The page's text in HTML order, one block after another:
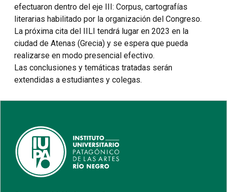
efectuaron dentro del eje III: Corpus, cartografías
literarias habilitado por la organización del Congreso.
La próxima cita del IILI tendrá lugar en 2023 en la
ciudad de Atenas (Grecia) y se espera que pueda
realizarse en modo presencial efectivo.
Las conclusiones y temáticas tratadas serán
extendidas a estudiantes y colegas.